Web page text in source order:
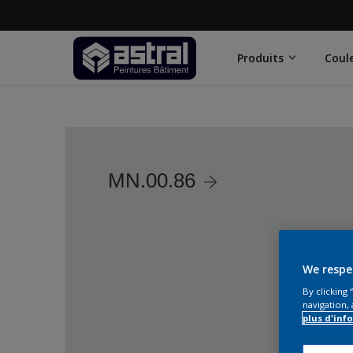
Produits
MN.00.86
We
By clicking
navigation,
plus